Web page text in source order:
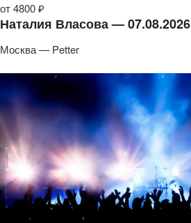
от 4800 ₽
Наталия Власова — 07.08.2026
Москва — Petter